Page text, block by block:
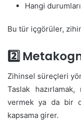
Hangi
Bu tür içgörüler,
2️⃣
Zihinsel süreçleri
Taslak
vermek ya da bir
kapsama girer.